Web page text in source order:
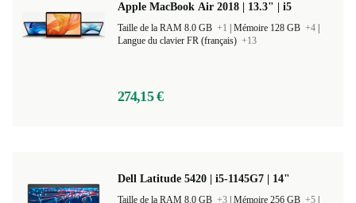
Apple MacBook Air 2018 | 13.3" | i5
Taille de la RAM 8.0 GB +1 Mémoire 128 GB +4
Langue du clavier FR (français) +13
274,15 €
Dell Latitude 5420 | i5-1145G7 | 14"
Taille de la RAM 8.0 GB +3 Mémoire 256 GB +5